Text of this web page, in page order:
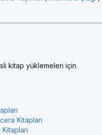
kitap yüklemeleri için
Kitapları